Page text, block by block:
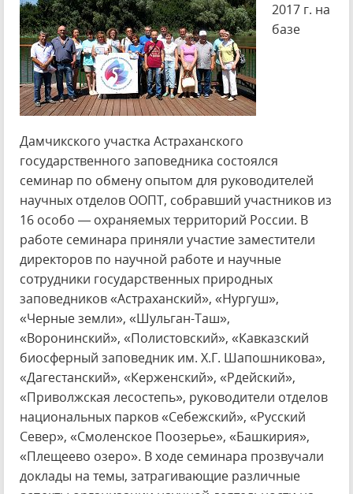
2017 г. на
базе
Дамчикского участка Астраханского
государственного заповедника состоялся
семинар по обмену опытом для руководителей
научных отделов ООПТ, собравший участников из
16 особо — охраняемых территорий России. В
работе семинара приняли участие заместители
директоров по научной работе и научные
сотрудники государственных природных
заповедников «Астраханский», «Нургуш»,
«Черные земли», «Шульган-Таш»,
«Воронинский», «Полистовский», «Кавказский
биосферный заповедник им. Х.Г. Шапошникова»,
«Дагестанский», «Керженский», «Рдейский»,
«Приволжская лесостепь», руководители отделов
национальных парков «Себежский», «Русский
Север», «Смоленское Поозерье», «Башкирия»,
«Плещеево озеро». В ходе семинара прозвучали
доклады на темы, затрагивающие различные